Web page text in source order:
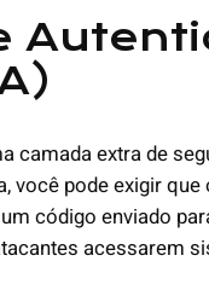
camada extra de
você pode exigir
código enviado
acessarem